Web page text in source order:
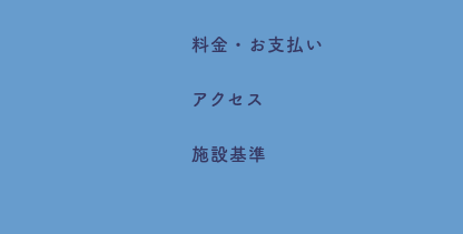
料金・お支払い
アクセス
施設基準